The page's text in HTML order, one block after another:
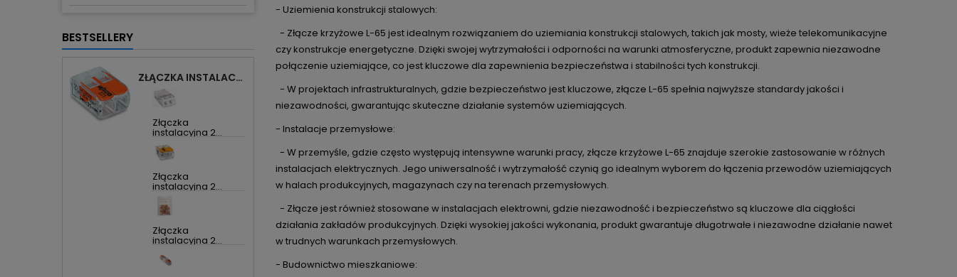
BESTSELLERY
ZŁĄCZKA INSTALACYJNA 2X UNIWERSALNA COMPACT 221-412 WAGO
Złączka
instalacyjna 2...
Złączka
instalacyjna 2...
Złączka
instalacyjna 2...
- Uziemienia konstrukcji stalowych:
- Złącze krzyżowe L-65 jest idealnym rozwiązaniem do uziemiania konstrukcji stalowych, takich jak mosty, wieże telekomunikacyjne
czy konstrukcje energetyczne. Dzięki swojej wytrzymałości i odporności na warunki atmosferyczne, produkt zapewnia niezawodne
połączenie uziemiające, co jest kluczowe dla zapewnienia bezpieczeństwa i stabilności tych konstrukcji.
- W projektach infrastrukturalnych, gdzie bezpieczeństwo jest kluczowe, złącze L-65 spełnia najwyższe standardy jakości i
niezawodności, gwarantując skuteczne działanie systemów uziemiających.
- Instalacje przemysłowe:
- W przemyśle, gdzie często występują intensywne warunki pracy, złącze krzyżowe L-65 znajduje szerokie zastosowanie w różnych
instalacjach elektrycznych. Jego uniwersalność i wytrzymałość czynią go idealnym wyborem do łączenia przewodów uziemiających
w halach produkcyjnych, magazynach czy na terenach przemysłowych.
- Złącze jest również stosowane w instalacjach elektrowni, gdzie niezawodność i bezpieczeństwo są kluczowe dla ciągłości
działania zakładów produkcyjnych. Dzięki wysokiej jakości wykonania, produkt gwarantuje długotrwałe i niezawodne działanie nawet
w trudnych warunkach przemysłowych.
- Budownictwo mieszkaniowe: